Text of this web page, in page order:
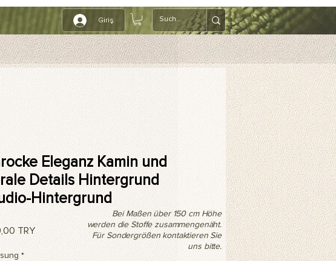
Giriş
Eleganz Kamin und
Details Hintergrund
Hintergrund
TRYPreis
*
Bei Maßen über 150 cm Höhe
werden die Stoffe zusammengenäht.
Für Sondergrößen kontaktieren Sie
uns bitte.